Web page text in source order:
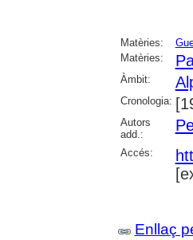
Matèries:
Matèries:
Àmbit:
Cronologia:
Autors
add.:
Accés:
Enllaç